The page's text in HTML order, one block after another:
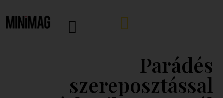
Parádés
szereposztással